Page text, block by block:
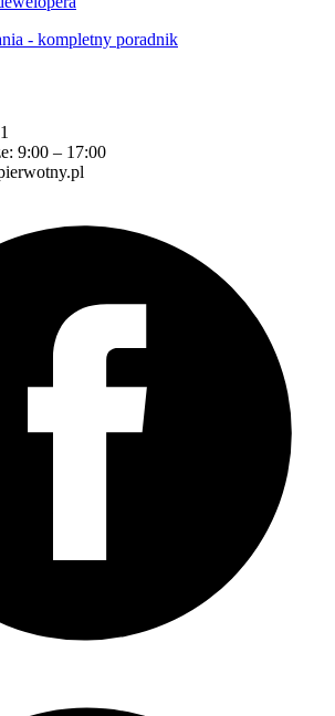
- kompletny poradnik
9:00 – 17:00